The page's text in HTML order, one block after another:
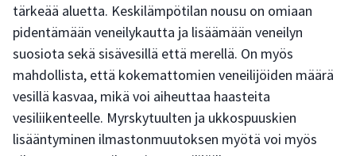
tärkeää aluetta. Keskilämpötilan nousu on omiaan
pidentämään veneilykautta ja lisäämään veneilyn
suosiota sekä sisävesillä että merellä. On myös
mahdollista, että kokemattomien veneilijöiden määrä
vesillä kasvaa, mikä voi aiheuttaa haasteita
vesiliikenteelle. Myrskytuulten ja ukkospuuskien
lisääntyminen ilmastonmuutoksen myötä voi myös